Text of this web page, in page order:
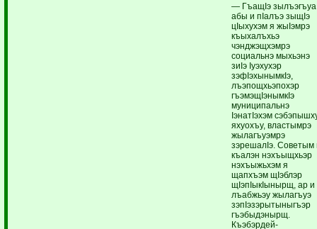
— ГъащIэ
абы и пIалъэ зыщIэ
цIыхухэм я жыIэмрэ
къыхалъхьэ
чэнджэщхэмрэ
социальнэ мыхьэнэ
зиIэ Iуэхухэр
зэфIэхынымкIэ,
лъэпощхьэпохэр
гъэмэщIэнымкIэ
муниципальнэ
IэнатIэхэм
яхуохъу, властымрэ
жылагъуэмрэ
зэрешалIэ. Советым
къалэн нэхъыщхьэр
нэхъыжьхэм я
щапхъэм щIэблэр
щIэпIыкIынырщ, ар и
лъабжьэу жылагъуэ
зэпIэзэрытыныгъэр
гъэбыдэнырщ.
Къэбэрдей-